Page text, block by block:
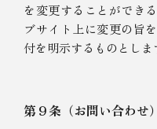
を変更することができ
ブサイト上に変更の旨
付を明示するものとしま
第９条（お問い合わせ）